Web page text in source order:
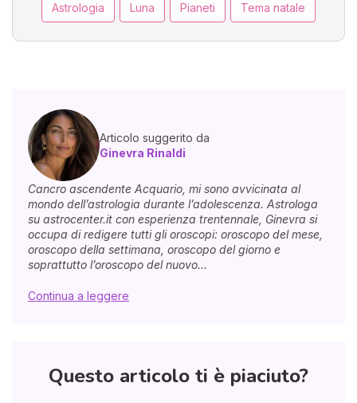
Astrologia Luna Pianeti Tema natale
Articolo suggerito da
Ginevra Rinaldi
Cancro ascendente Acquario, mi sono avvicinata al
mondo dell’astrologia durante l’adolescenza. Astrologa
su astrocenter.it con esperienza trentennale, Ginevra si
occupa di redigere tutti gli oroscopi: oroscopo del mese,
oroscopo della settimana, oroscopo del giorno e
soprattutto l’oroscopo del nuovo...
Continua a leggere
Questo articolo ti è piaciuto?